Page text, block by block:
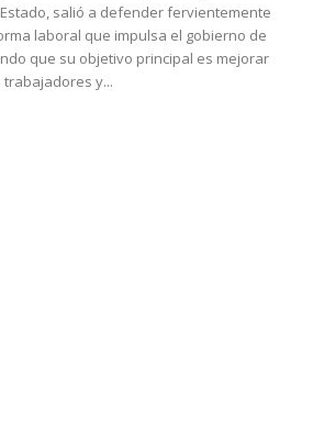
salió a defender fervientemente
laboral que impulsa el gobierno de
que su objetivo principal es mejorar
y...